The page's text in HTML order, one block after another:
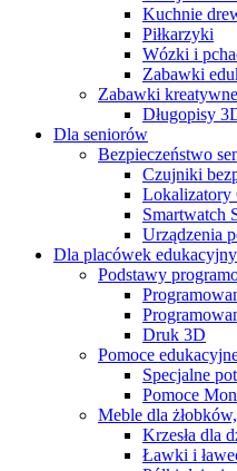
Kuchnie
Piłkarzyki
Wózki i
Zabawki
Zabawki
Długopisy
Dla seniorów
Bezpieczeństwo
Czujniki
Lokalizatory
Smartwatch
Urządzenia
Dla placówek
Podstawy
Druk 3D
Pomoce
Specjalne
Pomoce
Meble dla
Krzesła dla
Ławki i